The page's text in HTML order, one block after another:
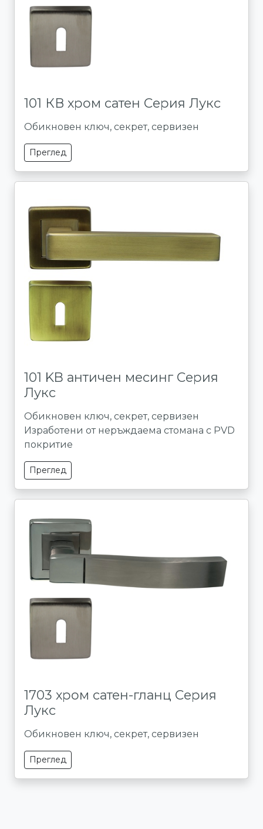
101 КВ хром сатен Серия Лукс
Обикновен ключ, секрет, сервизен
Преглед
101 KB античен месинг Серия
Лукс
Обикновен ключ, секрет, сервизен
Изработени от неръждаема стомана с PVD
покритие
Преглед
1703 хром сатен-гланц Серия
Лукс
Обикновен ключ, секрет, сервизен
Преглед